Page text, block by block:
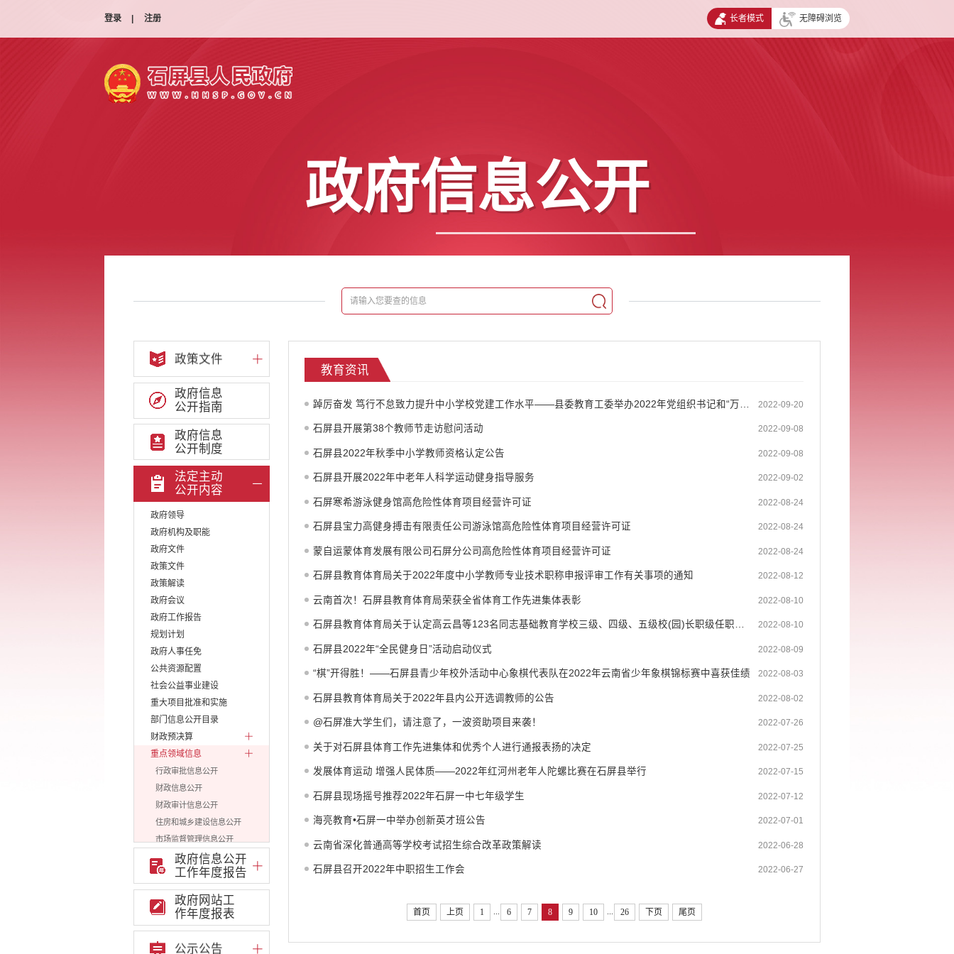
登录 注册 长者模式 无障碍浏览
政府信息公开
政策文件
政府信息
公开指南
政府信息
公开制度
法定主动
公开内容
政府领导
政府机构及职能
政府文件
政策文件
政策解读
政府会议
政府工作报告
规划计划
政府人事任免
公共资源配置
社会公益事业建设
重大项目批准和实施
部门信息公开目录
财政预决算
重点领域信息
行政审批信息公开
财政信息公开
财政审计信息公开
住房和城乡建设信息公开
市场监督管理信息公开
公共资源信息公开
安全生产信息公开
建设项目环境影响评价
价格和收费信息公开
重大建设项目信息公开
减税降费信息公开
政府信息公开
工作年度报告
政府网站工
作年度报表
公示公告
教育资讯
2022-09-20
石屏县开展第38个教师节走访慰问活动 2022-09-08
石屏县2022年秋季中小学教师资格认定公告 2022-09-08
石屏县开展2022年中老年人科学运动健身指导服务 2022-09-02
石屏寒希游泳健身馆高危险性体育项目经营许可证 2022-08-24
石屏县宝力高健身搏击有限责任公司游泳馆高危险性体育项目经营许可证 2022-08-24
蒙自运蒙体育发展有限公司石屏分公司高危险性体育项目经营许可证 2022-08-24
石屏县教育体育局关于2022年度中小学教师专业技术职称申报评审工作有关事项的通知 2022-08-12
云南首次！石屏县教育体育局荣获全省体育工作先进集体表彰 2022-08-10
石屏县教育体育局关于认定高云昌等123名同志基础教育学校三级、四级、五级校(园)长职级任职资格的通知 2022-08-10
石屏县2022年“全民健身日”活动启动仪式 2022-08-09
“棋”开得胜！——石屏县青少年校外活动中心象棋代表队在2022年云南省少年象棋锦标赛中喜获佳绩 2022-08-03
石屏县教育体育局关于2022年县内公开选调教师的公告 2022-08-02
@石屏准大学生们，请注意了，一波资助项目来袭！ 2022-07-26
关于对石屏县体育工作先进集体和优秀个人进行通报表扬的决定 2022-07-25
发展体育运动 增强人民体质——2022年红河州老年人陀螺比赛在石屏县举行 2022-07-15
石屏县现场摇号推荐2022年石屏一中七年级学生 2022-07-12
海亮教育•石屏一中举办创新英才班公告 2022-07-01
云南省深化普通高等学校考试招生综合改革政策解读 2022-06-28
石屏县召开2022年中职招生工作会 2022-06-27
首页 上页 1 ... 6 7 8 9 10 ... 26 下页 尾页